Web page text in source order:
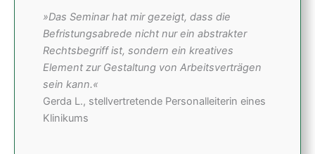
»Das Seminar hat mir gezeigt, dass die
Befristungsabrede nicht nur ein abstrakter
Rechtsbegriff ist, sondern ein kreatives
Element zur Gestaltung von Arbeitsverträgen
sein kann.«
Gerda L., stellvertretende Personalleiterin eines
Klinikums